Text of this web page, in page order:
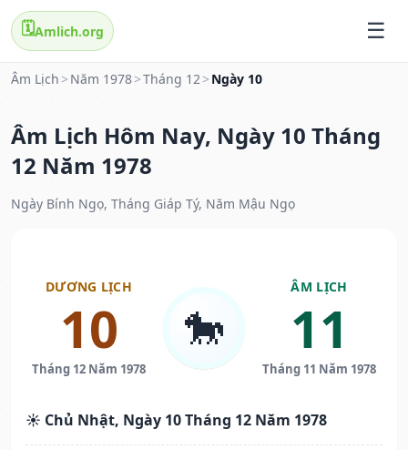
🗓️Amlich.org
Âm Lịch > Năm 1978>Tháng 12> Ngày 10
Âm Lịch Hôm Nay, Ngày 10 Tháng
12 Năm 1978
Ngày Bính Ngọ, Tháng Giáp Tý, Năm Mậu Ngọ
DƯƠNG LỊCH
10
Tháng 12 Năm 1978
🐎
ÂM LỊCH
11
Tháng 11 Năm 1978
☀️ Chủ Nhật, Ngày 10 Tháng 12 Năm 1978